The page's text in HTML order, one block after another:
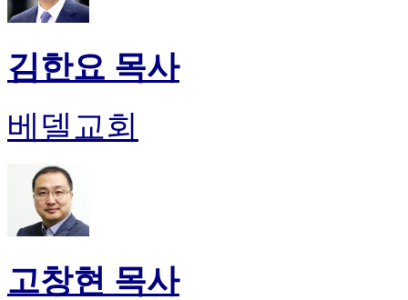
김한요 목사
베델교회
고창현 목사